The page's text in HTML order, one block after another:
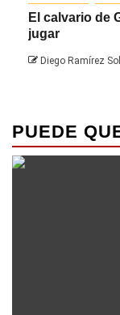
El calvario de
jugar
Diego Ramírez
PUEDE